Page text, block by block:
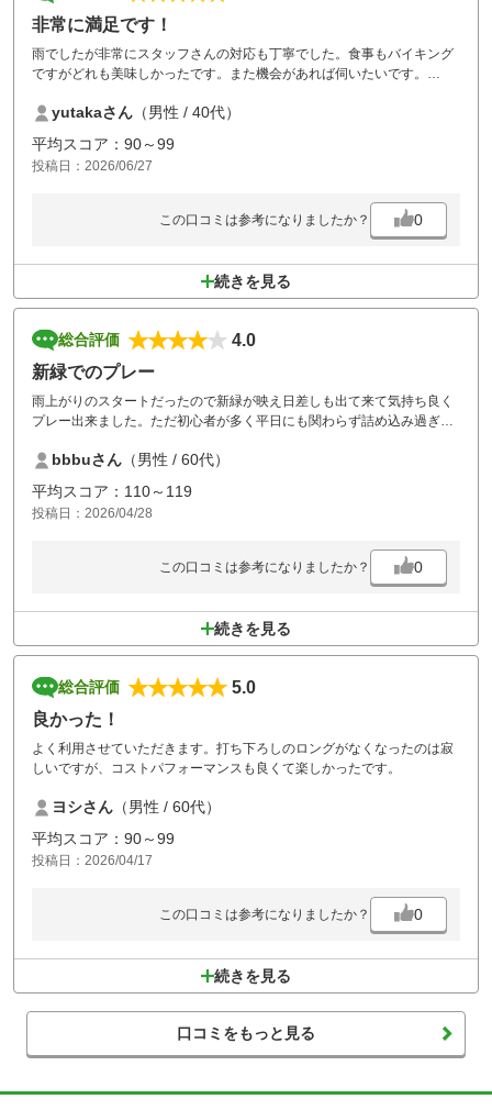
非常に満足です！
雨でしたが非常にスタッフさんの対応も丁寧でした。食事もバイキング
ですがどれも美味しかったです。また機会があれば伺いたいです。
yutakaさん （男性 / 40代）
平均スコア：90～99
投稿日：2026/06/27
この口コミは参考になりましたか？ 0
続きを見る
総合評価
4.0
新緑でのプレー
雨上がりのスタートだったので新緑が映え日差しも出て来て気持ち良く
プレー出来ました。ただ初心者が多く平日にも関わらず詰め込み過ぎの
た。ランチは種類多く大変満足。カートがリモコンあれば有難い。
bbbuさん （男性 / 60代）
平均スコア：110～119
投稿日：2026/04/28
この口コミは参考になりましたか？ 0
続きを見る
総合評価
5.0
良かった！
よく利用させていただきます。打ち下ろしのロングがなくなったのは寂
しいですが、コストパフォーマンスも良くて楽しかったです。
ヨシさん （男性 / 60代）
平均スコア：90～99
投稿日：2026/04/17
この口コミは参考になりましたか？ 0
続きを見る
口コミをもっと見る